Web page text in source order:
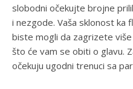
slobodni očekujte brojne
i nezgode. Vaša sklonost ka
biste mogli da zagrizete
što će vam se obiti o glavu.
očekuju ugodni trenuci sa